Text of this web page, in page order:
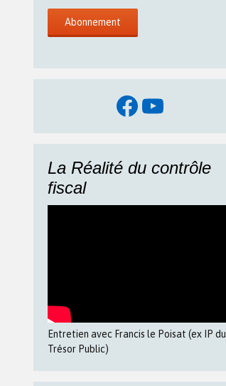
Facebook
YouTube
La Réalité du contrôle
fiscal
Entretien avec Francis le Poisat (ex IP du
Trésor Public)